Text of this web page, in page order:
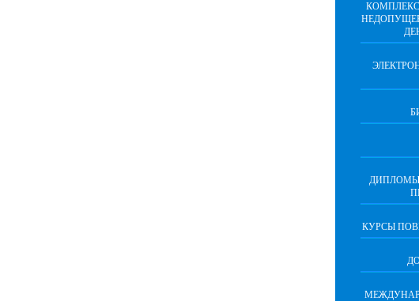
КУРСЫ